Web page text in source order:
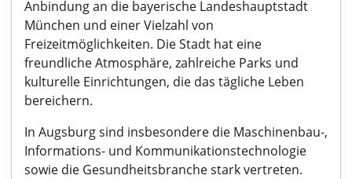
Anbindung an die bayerische Landeshauptstadt
München und einer Vielzahl von
Freizeitmöglichkeiten. Die Stadt hat eine
freundliche Atmosphäre, zahlreiche Parks und
kulturelle Einrichtungen, die das tägliche Leben
bereichern.
In Augsburg sind insbesondere die Maschinenbau-,
Informations- und Kommunikationstechnologie
sowie die Gesundheitsbranche stark vertreten.